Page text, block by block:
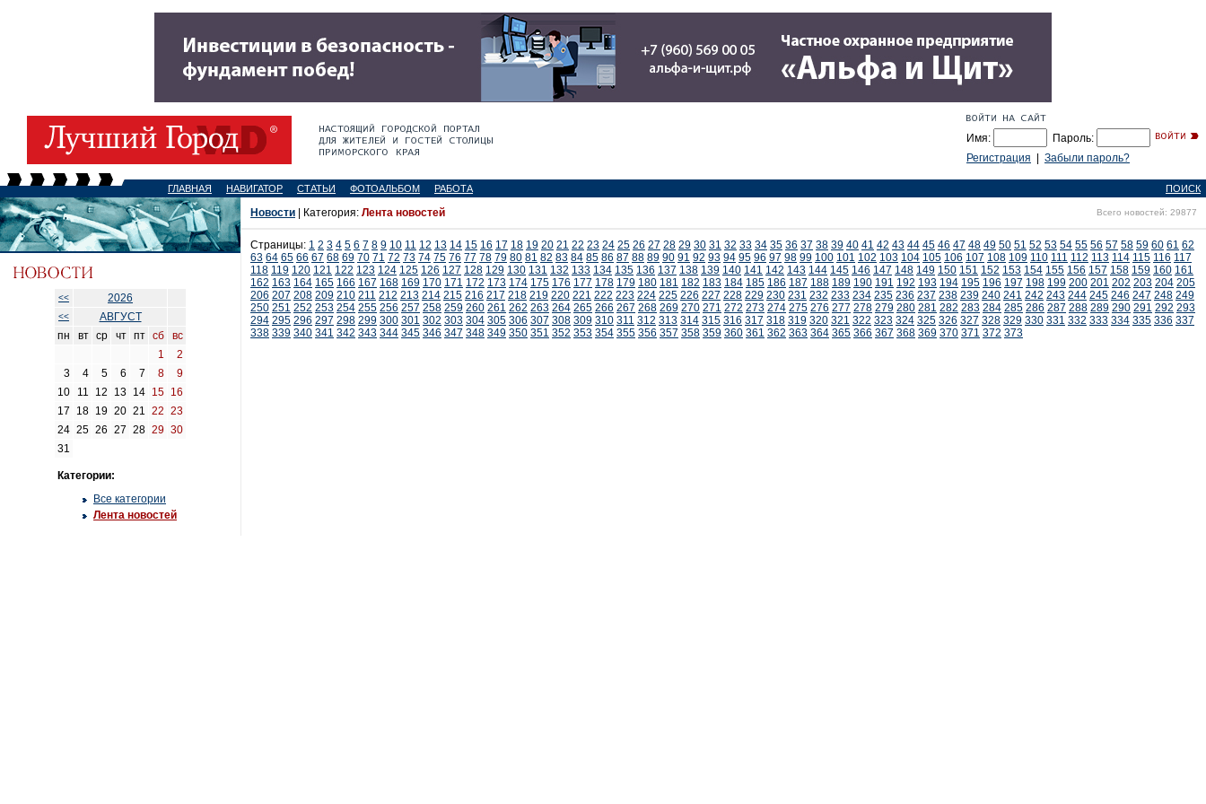
Имя:
Пароль:
Регистрация
Забыли пароль?
ГЛАВНАЯ НАВИГАТОР СТАТЬИ ФОТОАЛЬБОМ РАБОТА ПОИСК
<< 2026
<<
АВГУСТ
пн
вт ср чт пт сб
вс
1
2
3
4 5 6 7 8
9
10
11 12 13 14 15 16
17
18 19 20 21 22 23
24 25 26 27 28 29 30
31
Категории:
Все категории
Лента новостей
Новости | Категория: Лента новостей Всего новостей: 29877
Страницы: 1 2 3 4 5 6 7 8 9 10 11 12 13 14 15 16 17 18 19 20 21 22 23 24 25 26 27 28 29 30 31 32 33 34 35 36 37 38 39 40 41 42 43 44 45 46 47 48 49 50 51 52 53 54 55 56 57 58 59 60 61 62
63 64 65 66 67 68 69 70 71 72 73 74 75 76 77 78 79 80 81 82 83 84 85 86 87 88 89 90 91 92 93 94 95 96 97 98 99 100 101 102 103 104 105 106 107 108 109 110 111 112 113 114 115 116 117
118 119 120 121 122 123 124 125 126 127 128 129 130 131 132 133 134 135 136 137 138 139 140 141 142 143 144 145 146 147 148 149 150 151 152 153 154 155 156 157 158 159 160 161
162 163 164 165 166 167 168 169 170 171 172 173 174 175 176 177 178 179 180 181 182 183 184 185 186 187 188 189 190 191 192 193 194 195 196 197 198 199 200 201 202 203 204 205
206 207 208 209 210 211 212 213 214 215 216 217 218 219 220 221 222 223 224 225 226 227 228 229 230 231 232 233 234 235 236 237 238 239 240 241 242 243 244 245 246 247 248 249
250 251 252 253 254 255 256 257 258 259 260 261 262 263 264 265 266 267 268 269 270 271 272 273 274 275 276 277 278 279 280 281 282 283 284 285 286 287 288 289 290 291 292 293
294 295 296 297 298 299 300 301 302 303 304 305 306 307 308 309 310 311 312 313 314 315 316 317 318 319 320 321 322 323 324 325 326 327 328 329 330 331 332 333 334 335 336 337
338 339 340 341 342 343 344 345 346 347 348 349 350 351 352 353 354 355 356 357 358 359 360 361 362 363 364 365 366 367 368 369 370 371 372 373